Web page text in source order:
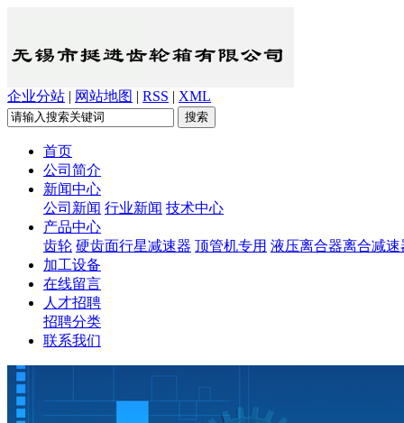
企业分站 | 网站地图 | RSS | XML
首页
公司简介
新闻中心
公司新闻 行业新闻 技术中心
产品中心
齿轮 硬齿面行星减速器 顶管机专用 液压离合器离合减速
加工设备
在线留言
人才招聘
招聘分类
联系我们